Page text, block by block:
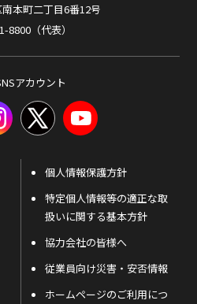
本町二丁目6番12号
8800（代表）
アカウント
個人情報保護方針
特定個人情報等の適正な取
扱いに関する基本方針
協力会社の皆様へ
従業員向け災害・安否情報
ホームページのご利用につ